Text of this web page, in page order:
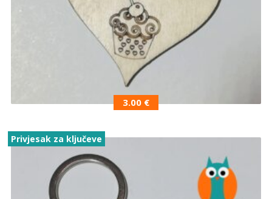
3.00 €
Privjesak za ključeve